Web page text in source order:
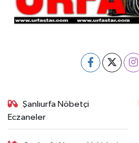
Şanlıurfa Nöbetçi
Eczaneler